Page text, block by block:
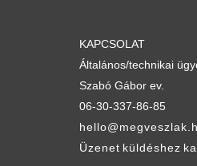
KAPCSOLAT
Általános/technikai
Szabó Gábor ev.
06-30-337-86-85
Üzenet küldéshez